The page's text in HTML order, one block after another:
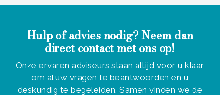
Hulp of advies nodig? Neem dan
direct contact met ons op!
Onze ervaren adviseurs staan altijd voor u klaar
om al uw vragen te beantwoorden en u
deskundig te begeleiden. Samen vinden we de